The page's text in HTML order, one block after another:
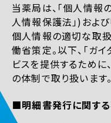
当薬局は、「個人情報
人情報保護法」)およ
個人情報の適切な取
働省策定。以下、「ガ
ビスを提供するため
の体制で取り扱います。
■明細書発行に関す